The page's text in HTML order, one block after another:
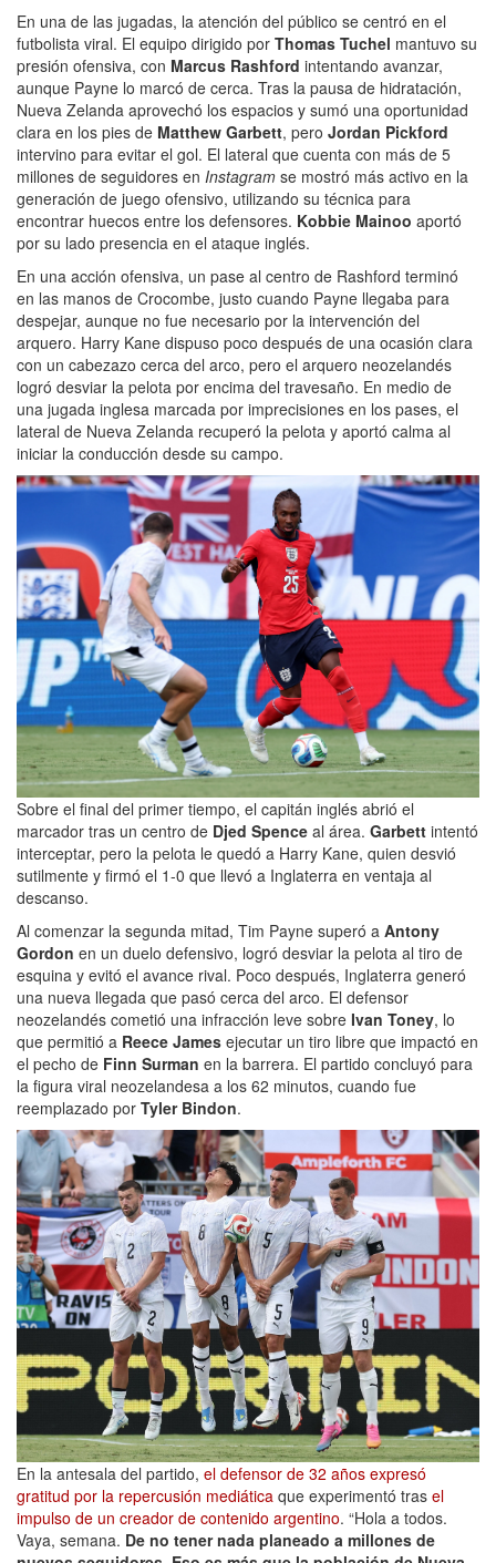
En una de las jugadas, la atención del público se centró en el
futbolista viral. El equipo dirigido por Thomas Tuchel mantuvo su
presión ofensiva, con Marcus Rashford intentando avanzar,
aunque Payne lo marcó de cerca. Tras la pausa de hidratación,
Nueva Zelanda aprovechó los espacios y sumó una oportunidad
clara en los pies de Matthew Garbett, pero Jordan Pickford
intervino para evitar el gol. El lateral que cuenta con más de 5
millones de seguidores en Instagram se mostró más activo en la
generación de juego ofensivo, utilizando su técnica para
encontrar huecos entre los defensores. Kobbie Mainoo aportó
por su lado presencia en el ataque inglés.
En una acción ofensiva, un pase al centro de Rashford terminó
en las manos de Crocombe, justo cuando Payne llegaba para
despejar, aunque no fue necesario por la intervención del
arquero. Harry Kane dispuso poco después de una ocasión clara
con un cabezazo cerca del arco, pero el arquero neozelandés
logró desviar la pelota por encima del travesaño. En medio de
una jugada inglesa marcada por imprecisiones en los pases, el
lateral de Nueva Zelanda recuperó la pelota y aportó calma al
iniciar la conducción desde su campo.
Sobre el final del primer tiempo, el capitán inglés abrió el
marcador tras un centro de Djed Spence al área. Garbett intentó
interceptar, pero la pelota le quedó a Harry Kane, quien desvió
sutilmente y firmó el 1-0 que llevó a Inglaterra en ventaja al
descanso.
Al comenzar la segunda mitad, Tim Payne superó a Antony
Gordon en un duelo defensivo, logró desviar la pelota al tiro de
esquina y evitó el avance rival. Poco después, Inglaterra generó
una nueva llegada que pasó cerca del arco. El defensor
neozelandés cometió una infracción leve sobre Ivan Toney, lo
que permitió a Reece James ejecutar un tiro libre que impactó en
el pecho de Finn Surman en la barrera. El partido concluyó para
la figura viral neozelandesa a los 62 minutos, cuando fue
reemplazado por Tyler Bindon.
En la antesala del partido, el defensor de 32 años expresó
gratitud por la repercusión mediática que experimentó tras el
impulso de un creador de contenido argentino. “Hola a todos.
Vaya, semana. De no tener nada planeado a millones de